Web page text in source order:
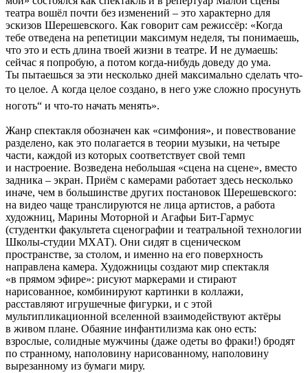
театра вошёл почти без изменений – это характерно для
эскизов Шерешевского. Как говорит сам режиссёр: «Когда
тебе отведена на репетиции максимум неделя, ты понимаешь,
что это и есть длина твоей жизни в театре. И не думаешь:
сейчас я попробую, а потом когда-нибудь доведу до ума.
Ты пытаешься за эти несколько дней максимально сделать что-
то целое. А когда целое создано, в него уже сложно просунуть
ноготь“ и что-то начать менять».
Жанр спектакля обозначен как «симфония», и повествование
разделено, как это полагается в теории музыки, на четыре
части, каждой из которых соответствует свой темп
и настроение. Возведена небольшая «сцена на сцене», вместо
задника – экран. Приём с камерами работает здесь несколько
иначе, чем в большинстве других постановок Шерешевского:
на видео чаще транслируются не лица артистов, а работа
художниц, Марины Моторной и Агафьи Бит-Гармус
(студентки факультета сценографии и театральной технологии
Школы-студии МХАТ). Они сидят в сценическом
пространстве, за столом, и именно на его поверхность
направлена камера. Художницы создают мир спектакля
«в прямом эфире»: рисуют маркерами и стирают
нарисованное, комбинируют картинки в коллажи,
расставляют игрушечные фигурки, и с этой
мультипликационной вселенной взаимодействуют актёры
в живом плане. Обаяние инфантилизма как оно есть:
взрослые, солидные мужчины (даже одеты во фраки!) бродят
по странному, наполовину нарисованному, наполовину
вырезанному из бумаги миру.